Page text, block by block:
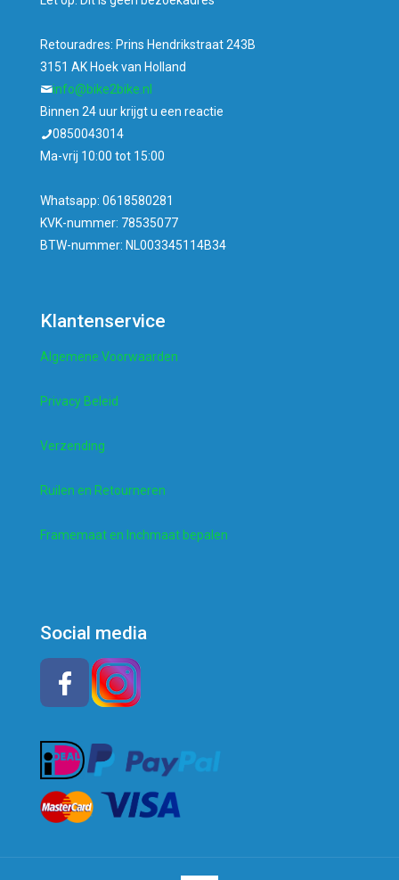
Retouradres: Prins Hendrikstraat 243B
3151 AK Hoek van Holland
info@bike2bike.nl
Binnen 24 uur krijgt u een reactie
0850043014
Ma-vrij 10:00 tot 15:00
Whatsapp: 0618580281
KVK-nummer: 78535077
BTW-nummer: NL003345114B34
Klantenservice
Algemene Voorwaarden
Privacy Beleid
Verzending
Ruilen en Retourneren
Framemaat en Inchmaat bepalen
Social media